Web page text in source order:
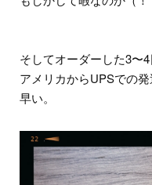
そしてオーダーした3〜4
アメリカからUPSでの発
早い。